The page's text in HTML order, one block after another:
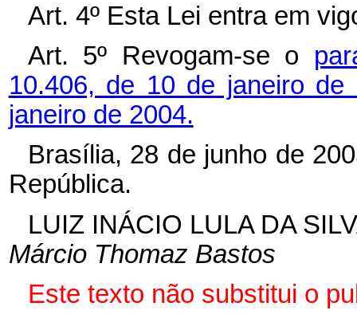
Art. 4º Esta Lei entra em
Art. 5º Revogam-se o
10.406, de 10 de janeiro
janeiro de 2004.
Brasília, 28 de junho de
República.
LUIZ INÁCIO LULA DA
Márcio Thomaz Bastos
Este texto não substitui o